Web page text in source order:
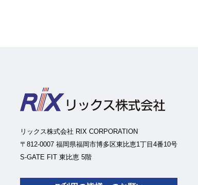
リックス株式会社 RIX CORPORATION
〒812-0007 福岡県福岡市博多区東比恵1丁目4番10号
S-GATE FIT 東比恵 5階